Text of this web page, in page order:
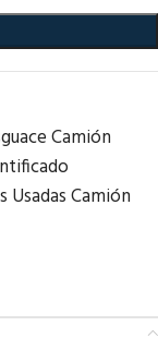
Camión
Usadas Camión